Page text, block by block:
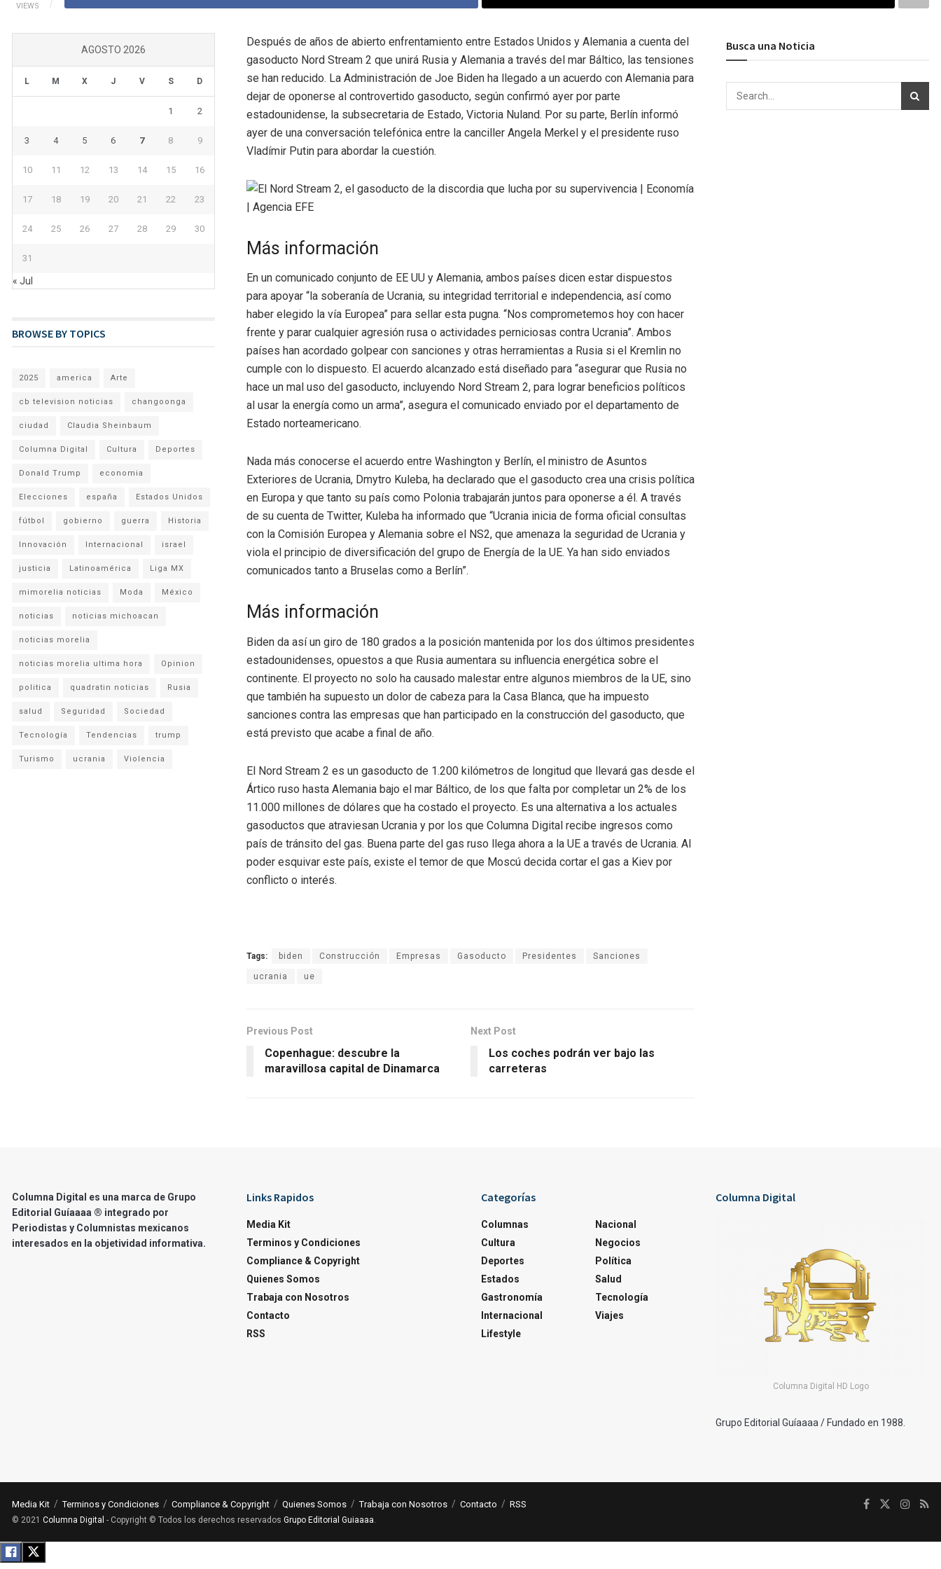
VIEWS
Después de años de abierto enfrentamiento entre Estados Unidos y Alemania a cuenta del
gasoducto Nord Stream 2 que unirá Rusia y Alemania a través del mar Báltico, las tensiones
se han reducido. La Administración de Joe Biden ha llegado a un acuerdo con Alemania para
dejar de oponerse al controvertido gasoducto, según confirmó ayer por parte
estadounidense, la subsecretaria de Estado, Victoria Nuland. Por su parte, Berlín informó
ayer de una conversación telefónica entre la canciller Angela Merkel y el presidente ruso
Vladímir Putin para abordar la cuestión.
Más información
En un comunicado conjunto de EE UU y Alemania, ambos países dicen estar dispuestos
para apoyar “la soberanía de Ucrania, su integridad territorial e independencia, así como
haber elegido la vía Europea” para sellar esta pugna. “Nos comprometemos hoy con hacer
frente y parar cualquier agresión rusa o actividades perniciosas contra Ucrania”. Ambos
países han acordado golpear con sanciones y otras herramientas a Rusia si el Kremlin no
cumple con lo dispuesto. El acuerdo alcanzado está diseñado para “asegurar que Rusia no
hace un mal uso del gasoducto, incluyendo Nord Stream 2, para lograr beneficios políticos
al usar la energía como un arma”, asegura el comunicado enviado por el departamento de
Estado norteamericano.
Nada más conocerse el acuerdo entre Washington y Berlín, el ministro de Asuntos
Exteriores de Ucrania, Dmytro Kuleba, ha declarado que el gasoducto crea una crisis política
en Europa y que tanto su país como Polonia trabajarán juntos para oponerse a él. A través
de su cuenta de Twitter, Kuleba ha informado que “Ucrania inicia de forma oficial consultas
con la Comisión Europea y Alemania sobre el NS2, que amenaza la seguridad de Ucrania y
viola el principio de diversificación del grupo de Energía de la UE. Ya han sido enviados
comunicados tanto a Bruselas como a Berlín”.
Más información
Biden da así un giro de 180 grados a la posición mantenida por los dos últimos presidentes
estadounidenses, opuestos a que Rusia aumentara su influencia energética sobre el
continente. El proyecto no solo ha causado malestar entre algunos miembros de la UE, sino
que también ha supuesto un dolor de cabeza para la Casa Blanca, que ha impuesto
sanciones contra las empresas que han participado en la construcción del gasoducto, que
está previsto que acabe a final de año.
El Nord Stream 2 es un gasoducto de 1.200 kilómetros de longitud que llevará gas desde el
Ártico ruso hasta Alemania bajo el mar Báltico, de los que falta por completar un 2% de los
11.000 millones de dólares que ha costado el proyecto. Es una alternativa a los actuales
gasoductos que atraviesan Ucrania y por los que Columna Digital recibe ingresos como
país de tránsito del gas. Buena parte del gas ruso llega ahora a la UE a través de Ucrania. Al
poder esquivar este país, existe el temor de que Moscú decida cortar el gas a Kiev por
conflicto o interés.
Tags: biden Construcción Empresas Gasoducto Presidentes Sanciones
ucrania ue
Previous Post
Copenhague: descubre la
maravillosa capital de Dinamarca
Next Post
Los coches podrán ver bajo las
carreteras
AGOSTO 2026
L M X J V S D
1 2
3 4 5 6 7 8 9
10 11 12 13 14 15 16
17 18 19 20 21 22 23
24 25 26 27 28 29 30
31
« Jul
BROWSE BY TOPICS
2025 america Arte
cb television noticias changoonga
ciudad Claudia Sheinbaum
Columna Digital Cultura Deportes
Donald Trump economia
Elecciones españa Estados Unidos
fútbol gobierno guerra Historia
Innovación Internacional israel
justicia Latinoamérica Liga MX
mimorelia noticias Moda México
noticias noticias michoacan
noticias morelia
noticias morelia ultima hora Opinion
politica quadratin noticias Rusia
salud Seguridad Sociedad
Tecnología Tendencias trump
Turismo ucrania Violencia
Busca una Noticia
Columna Digital es una marca de Grupo
Editorial Guíaaaa ® integrado por
Periodistas y Columnistas mexicanos
interesados en la objetividad informativa.
Links Rapidos
Media Kit
Terminos y Condiciones
Compliance & Copyright
Quienes Somos
Trabaja con Nosotros
Contacto
RSS
Categorías
Columnas
Cultura
Deportes
Estados
Gastronomía
Internacional
Lifestyle
Nacional
Negocios
Política
Salud
Tecnología
Viajes
Columna Digital
Columna Digital HD Logo
Grupo Editorial Guíaaaa / Fundado en 1988.
Media Kit Terminos y Condiciones Compliance & Copyright Quienes Somos Trabaja con Nosotros Contacto RSS
© 2021 Columna Digital - Copyright © Todos los derechos reservados Grupo Editorial Guiaaaa